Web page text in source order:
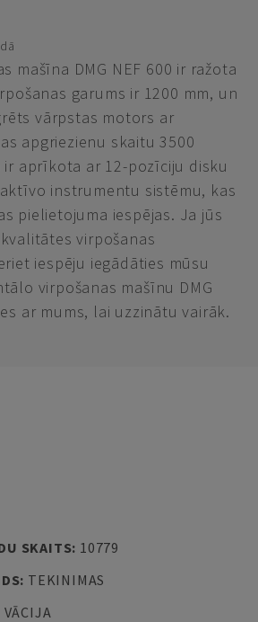
mašīna DMG NEF 600 ir ražota
garums ir 1200 mm, un
vārpstas motors ar
apgriezienu skaitu 3500
ir aprīkota ar 12-pozīciju disku
instrumentu sistēmu, kas
pielietojuma iespējas. Ja jūs
virpošanas
iespēju iegādāties mūsu
virpošanas mašīnu DMG
ar mums, lai uzzinātu vairāk.
SKAITS: 10779
: TEKINIMAS
VĀCIJA